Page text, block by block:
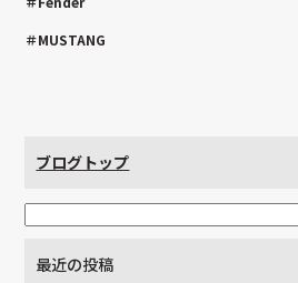
＃MUSTANG
ブログトップ
最近の投稿